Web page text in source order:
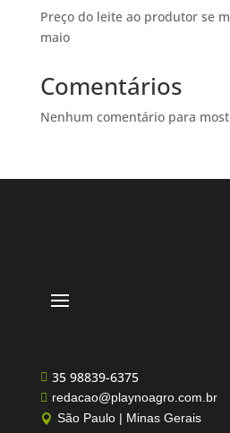
Preço do leite ao produtor se
maio
Comentários
Nenhum comentário para
 35 98839-6375
 redacao@playnoagro.com.br
 São Paulo | Minas Gerais